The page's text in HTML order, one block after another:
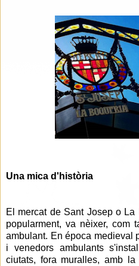
Una mica d'història
El mercat de Sant Josep o
popularment, va nèixer, com
ambulant. En época medieval
i venedors ambulants
ciutats, fora muralles, amb